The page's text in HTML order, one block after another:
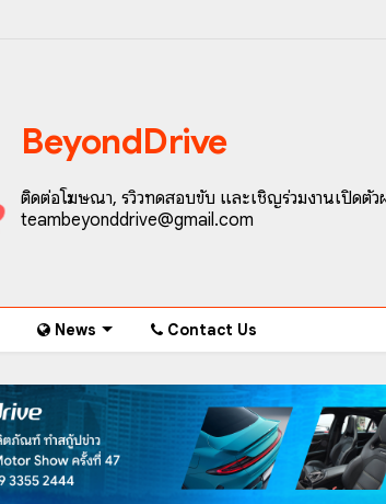
BeyondDrive
ติดต่อโฆษณา, รีวิวทดสอบขับ และเชิญร่วมงานเปิดตั
teambeyonddrive@gmail.com
News Contact Us